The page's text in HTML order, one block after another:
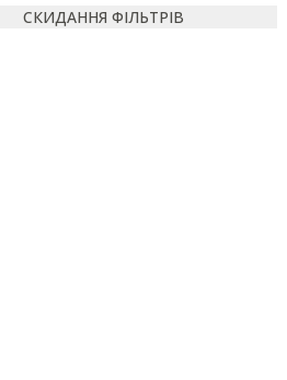
СКИДАННЯ ФІЛЬТРІВ